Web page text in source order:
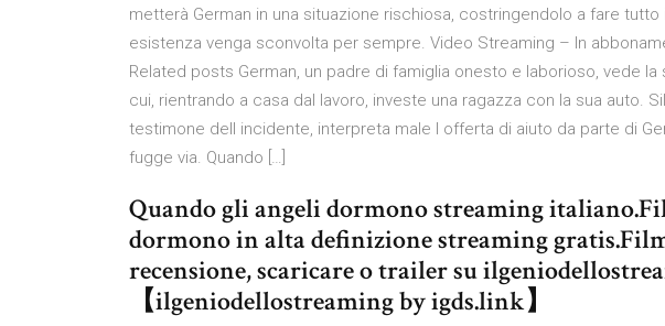
metterà German in una situazione rischiosa, costringendolo a fare
esistenza venga sconvolta per sempre. Video Streaming – In
Related posts German, un padre di famiglia onesto e laborioso, vede
cui, rientrando a casa dal lavoro, investe una ragazza con la sua auto.
testimone dell incidente, interpreta male l offerta di aiuto da parte di
fugge via. Quando […]
Quando gli angeli dormono streaming
dormono in alta definizione streaming
recensione, scaricare o trailer su
【ilgeniodellostreaming by igds.link】